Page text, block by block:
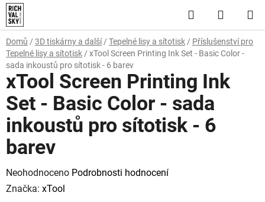
Přejít
na
obsah
Hledat
KOŠÍK
Domů / 3D tiskárny a další / Tepelné lisy a sítotisk / Příslušenství pro
Tepelné lisy a sítotisk / xTool Screen Printing Ink Set - Basic Color -
sada inkoustů pro sítotisk - 6 barev
xTool Screen Printing Ink
Set - Basic Color - sada
inkoustů pro sítotisk - 6
barev
Průměrné
hodnocení
Neohodnoceno Podrobnosti hodnocení
Značka: xTool